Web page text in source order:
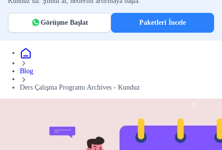
Görüşme Başlat Paketleri İncele
Blog
Ders Çalışma Programı Archives - Kunduz